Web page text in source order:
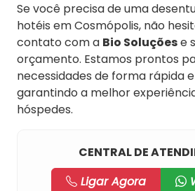
Se você precisa de uma
hotéis em Cosmópolis, não
contato com a Bio Soluçõese
orçamento. Estamos prontos
necessidades de forma rápida
garantindo a melhor
hóspedes.
CENTRAL DE
Ligar Agora